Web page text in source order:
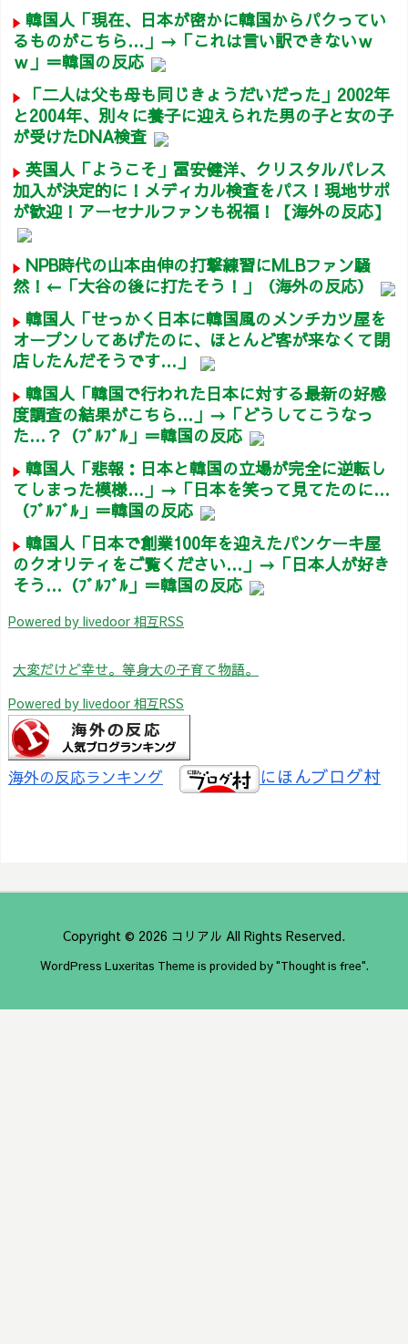
韓国人「現在、日本が密かに韓国からパクってい
るものがこちら…」→「これは言い訳できないｗ
ｗ」＝韓国の反応
「二人は父も母も同じきょうだいだった」2002年
と2004年、別々に養子に迎えられた男の子と女の子
が受けたDNA検査
英国人「ようこそ」冨安健洋、クリスタルパレス
加入が決定的に！メディカル検査をパス！現地サポ
が歓迎！アーセナルファンも祝福！【海外の反応】
NPB時代の山本由伸の打撃練習にMLBファン騒
然！←「大谷の後に打たそう！」（海外の反応）
韓国人「せっかく日本に韓国風のメンチカツ屋を
オープンしてあげたのに、ほとんど客が来なくて閉
店したんだそうです…」
韓国人「韓国で行われた日本に対する最新の好感
度調査の結果がこちら…」→「どうしてこうなっ
た…？（ﾌﾞﾙﾌﾞﾙ」＝韓国の反応
韓国人「悲報：日本と韓国の立場が完全に逆転し
てしまった模様…」→「日本を笑って見てたのに…
（ﾌﾞﾙﾌﾞﾙ」＝韓国の反応
韓国人「日本で創業100年を迎えたパンケーキ屋
のクオリティをご覧ください…」→「日本人が好き
そう…（ﾌﾞﾙﾌﾞﾙ」＝韓国の反応
Powered by livedoor 相互RSS
大変だけど幸せ。等身大の子育て物語。
Powered by livedoor 相互RSS
海外の反応ランキング にほんブログ村
Copyright © 2026 コリアル All Rights Reserved.
WordPress Luxeritas Theme is provided by "Thought is free".